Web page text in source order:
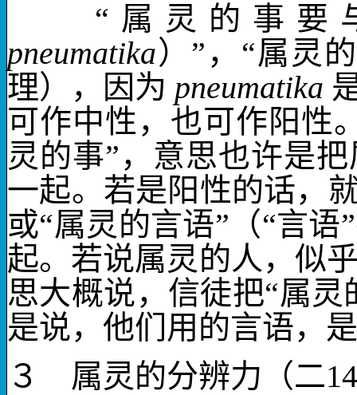
“属灵的事要
pneumatika）”，“属灵
理），因为 pneumatika
可作中性，也可作阳性
灵的事”，意思也许是
一起。若是阳性的话，
或“属灵的言语”（“言
起。若说属灵的人，似
思大概说，信徒把“属灵
是说，他们用的言语，
３ 属灵的分辨力（二14